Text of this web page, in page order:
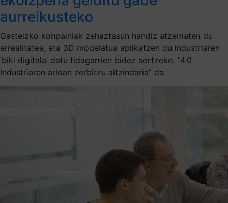
aurreikusteko
Gasteizko konpainiak zehaztasun handiz atzematen du
errealitatea, eta 3D modelatua aplikatzen du industriaren
‘biki digitala’ datu fidagarrien bidez sortzeko. “4.0
Industriaren arloan zerbitzu aitzindaria” da.